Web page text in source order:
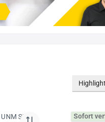
Sofort